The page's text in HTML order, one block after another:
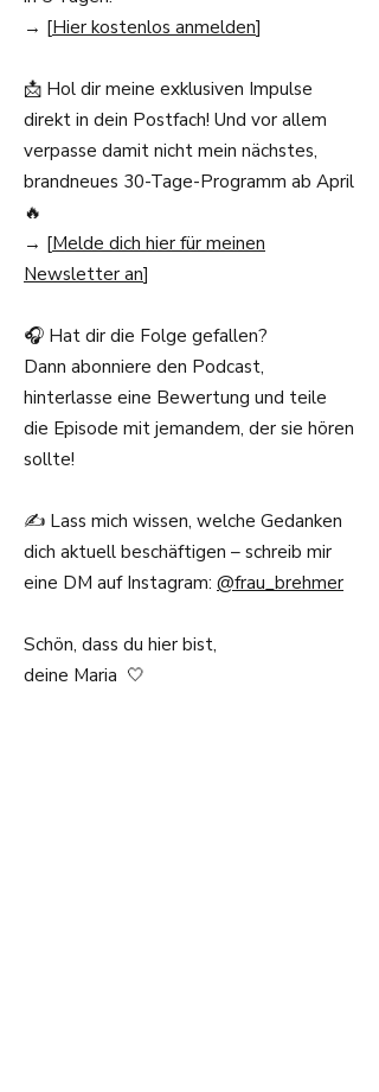
→ [Hier kostenlos anmelden]
📩 Hol dir meine exklusiven Impulse
direkt in dein Postfach! Und vor allem
verpasse damit nicht mein nächstes,
brandneues 30-Tage-Programm ab April
🔥
→ [Melde dich hier für meinen
Newsletter an]
🎧 Hat dir die Folge gefallen?
Dann abonniere den Podcast,
hinterlasse eine Bewertung und teile
die Episode mit jemandem, der sie hören
sollte!
✍️ Lass mich wissen, welche Gedanken
dich aktuell beschäftigen – schreib mir
eine DM auf Instagram: @frau_brehmer
Schön, dass du hier bist,
deine Maria 🤍